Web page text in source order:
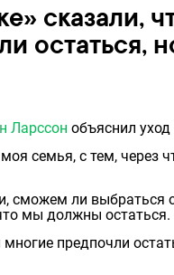
сказали,
остаться,
Ларссон объяснил уход
семья, с тем,
сможем ли выбраться
мы должны
предпочли